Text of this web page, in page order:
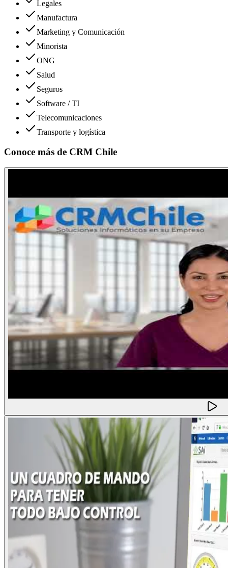
Legales
Manufactura
Marketing y Comunicación
Minorista
ONG
Salud
Seguros
Software / TI
Telecomunicaciones
Transporte y logística
Conoce más de CRM Chile